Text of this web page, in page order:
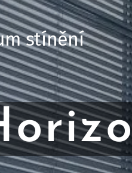
stínění